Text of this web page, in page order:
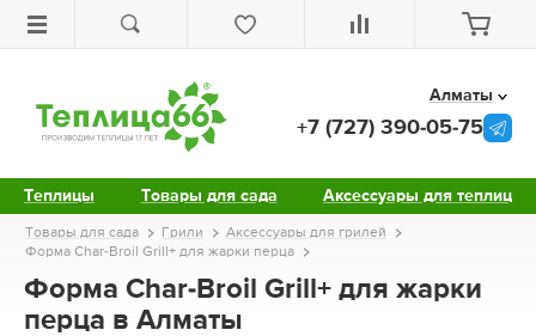
Теплицы Товары для сада Аксессуары для теплиц
Алматы
+7 (727) 390-05-75
Товары для сада Грили
Аксессуары для грилей
Форма Char-Broil Grill+ для жарки перца
Форма Char-Broil Grill+ для жарки
перца в Алматы